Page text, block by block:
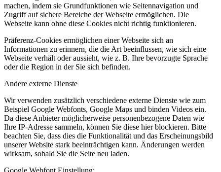
machen, indem sie Grundfunktionen wie Seitennavigation und
Zugriff auf sichere Bereiche der Webseite ermöglichen. Die
Webseite kann ohne diese Cookies nicht richtig funktionieren.
Präferenz-Cookies ermöglichen einer Webseite sich an
Informationen zu erinnern, die die Art beeinflussen, wie sich eine
Webseite verhält oder aussieht, wie z. B. Ihre bevorzugte Sprache
oder die Region in der Sie sich befinden.
Andere externe Dienste
Wir verwenden zusätzlich verschiedene externe Dienste wie zum
Beispiel Google Webfonts, Google Maps und binden Videos ein.
Da diese Anbieter möglicherweise personenbezogene Daten wie
Ihre IP-Adresse sammeln, können Sie diese hier blockieren. Bitte
beachten Sie, dass dies die Funktionalität und das Erscheinungsbild
unserer Website stark beeinträchtigen kann. Änderungen werden
wirksam, sobald Sie die Seite neu laden.
Google Webfont Einstellung: